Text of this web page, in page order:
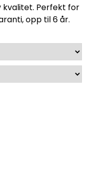
kvalitet. Perfekt for
opp til 6 år.